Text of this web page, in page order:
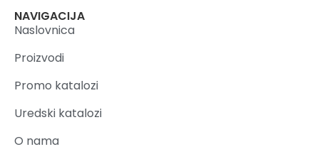
NAVIGACIJA
Naslovnica
Proizvodi
Promo katalozi
Uredski katalozi
O nama